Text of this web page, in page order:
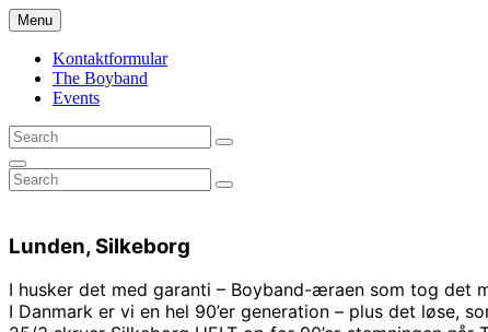
Skip
to
content
Menu
Kontaktformular
The Boyband
Events
Search
for:
Search
Search
Search
for:
Search
Lunden, Silkeborg
I husker det med garanti – Boyband-æraen som tog det
I Danmark er vi en hel 90’er generation – plus det løse,